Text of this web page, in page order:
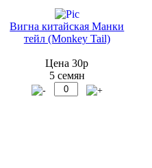
Вигна китайская Манки
тейл (Monkey Tail)
Цена 30р
5 семян